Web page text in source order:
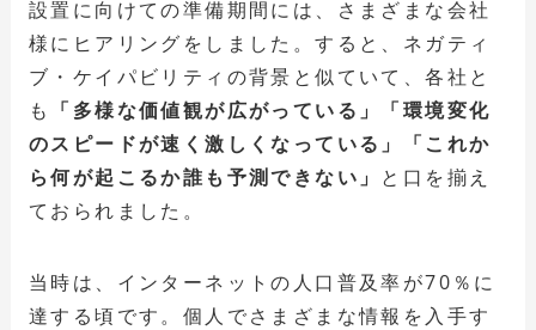
設置に向けての準備期間には、さまざまな会社
様にヒアリングをしました。すると、ネガティ
ブ・ケイパビリティの背景と似ていて、各社と
も 「多様な価値観が広がっている」「環境変化
のスピードが速く激しくなっている」「これか
ら何が起こるか誰も予測できない」 と口を揃え
ておられました。
当時は、インターネットの人口普及率が70％に
達する頃です。個人でさまざまな情報を入手す